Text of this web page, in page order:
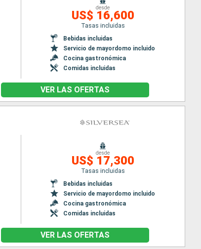
desde
US$ 16,600
Tasas incluidas
Bebidas incluidas
Servicio de mayordomo incluido
Cocina gastronómica
Comidas incluidas
VER LAS OFERTAS
desde
US$ 17,300
Tasas incluidas
Bebidas incluidas
Servicio de mayordomo incluido
Cocina gastronómica
Comidas incluidas
VER LAS OFERTAS